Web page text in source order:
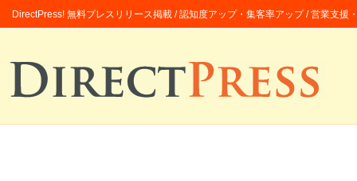
DirectPress! 無料プレスリリース掲載 / 認知度アップ・集客率アップ / 営業支援